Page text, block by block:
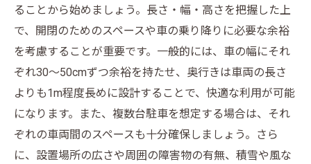
ることから始めましょう。長さ・幅・高さを把握した上
で、開閉のためのスペースや車の乗り降りに必要な余裕
を考慮することが重要です。一般的には、車の幅にそれ
ぞれ30～50cmずつ余裕を持たせ、奥行きは車両の長さ
よりも1m程度長めに設計することで、快適な利用が可能
になります。また、複数台駐車を想定する場合は、それ
ぞれの車両間のスペースも十分確保しましょう。さら
に、設置場所の広さや周囲の障害物の有無、積雪や風な